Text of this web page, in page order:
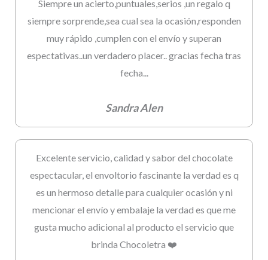
Siempre un acierto,puntuales,serios ,un regalo q
siempre sorprende,sea cual sea la ocasión,responden
muy rápido ,cumplen con el envío y superan
espectativas..un verdadero placer.. gracias fecha tras
fecha...
Sandra Alen
Excelente servicio, calidad y sabor del chocolate
espectacular, el envoltorio fascinante la verdad es q
es un hermoso detalle para cualquier ocasión y ni
mencionar el envío y embalaje la verdad es que me
gusta mucho adicional al producto el servicio que
brinda Chocoletra ❤️